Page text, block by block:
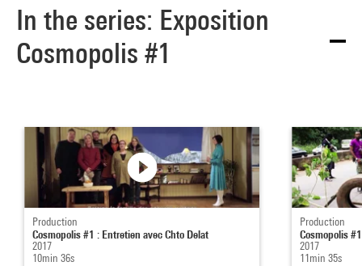
In the series: Exposition
Cosmopolis #1
Production
Cosmopolis #1 : Entretien avec Chto Delat
2017
10min 36s
Production
Cosmopolis
2017
11min 35s